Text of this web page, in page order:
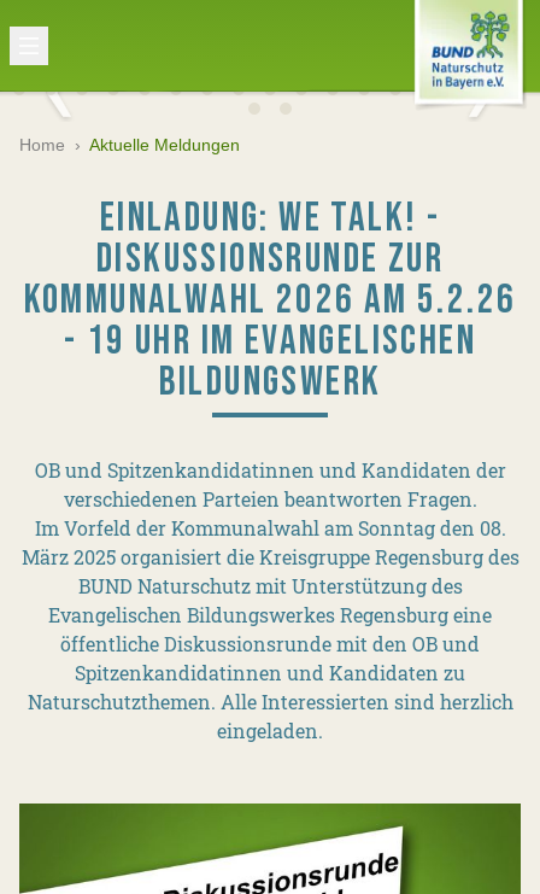
Home › Aktuelle Meldungen
EINLADUNG: WE TALK! -
DISKUSSIONSRUNDE ZUR
KOMMUNALWAHL 2026 AM 5.2.26
- 19 UHR IM EVANGELISCHEN
BILDUNGSWERK
OB und Spitzenkandidatinnen und Kandidaten der
verschiedenen Parteien beantworten Fragen.
Im Vorfeld der Kommunalwahl am Sonntag den 08.
März 2025 organisiert die Kreisgruppe Regensburg des
BUND Naturschutz mit Unterstützung des
Evangelischen Bildungswerkes Regensburg eine
öffentliche Diskussionsrunde mit den OB und
Spitzenkandidatinnen und Kandidaten zu
Naturschutzthemen. Alle Interessierten sind herzlich
eingeladen.